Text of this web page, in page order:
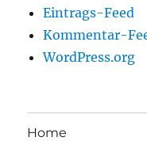
Eintrags-Feed
Kommentar-
WordPress.org
Home